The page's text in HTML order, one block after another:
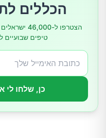
הכללים
הצטרפו ל-
טיפים שבועיים
כן, שלחו לי